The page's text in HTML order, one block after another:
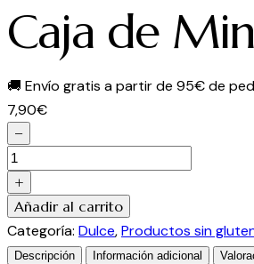
Caja de
🚚 Envío gratis a partir de 95€ de
7,90€
−
Caja
de
Mini
Brownies
cantidad
+
Añadir al carrito
Categoría: Dulce,Productos sin
Descripción Información adicional